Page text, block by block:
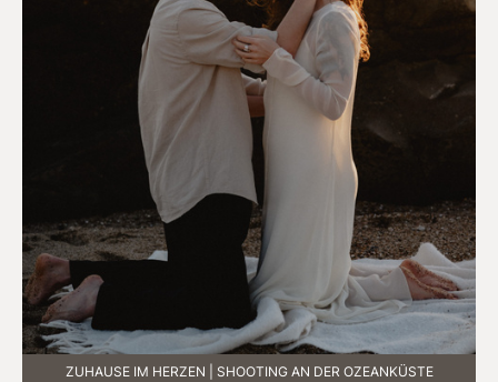
ZUHAUSE IM HERZEN | SHOOTING AN DER OZEANKÜSTE